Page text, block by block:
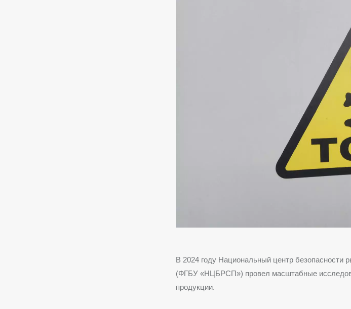
В 2024 году Национальный центр безопасности
(ФГБУ «НЦБРСП») провел масштабные
продукции.